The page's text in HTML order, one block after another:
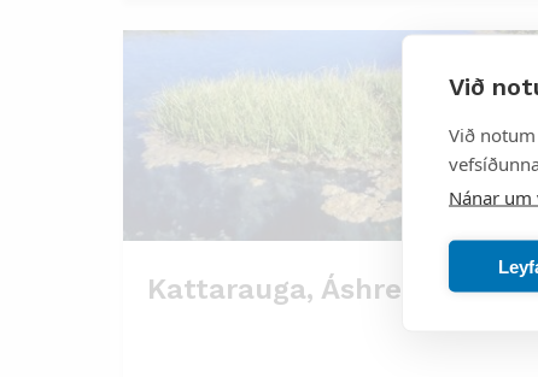
Við
Við
Nánar
Kattarauga, Áshreppi